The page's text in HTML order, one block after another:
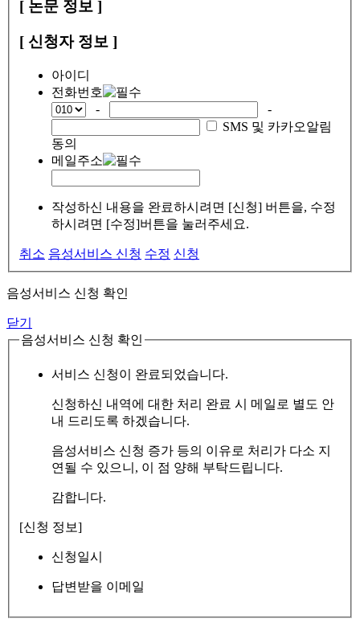
[ 논문 정보 ]
[ 신청자 정보 ]
아이디
전화번호
-
-
SMS 및 카카오알림
동의
메일주소
작성하신 내용을 완료하시려면 [신청] 버튼을, 수정
하시려면 [수정]버튼을 눌러주세요.
취소 음성서비스 신청 수정 신청
음성서비스 신청 확인
닫기
음성서비스 신청 확인
서비스 신청이 완료되었습니다.
신청하신 내역에 대한 처리 완료 시 메일로 별도 안
내 드리도록 하겠습니다.
음성서비스 신청 증가 등의 이유로 처리가 다소 지
연될 수 있으니, 이 점 양해 부탁드립니다.
감합니다.
[신청 정보]
신청일시
답변받을 이메일